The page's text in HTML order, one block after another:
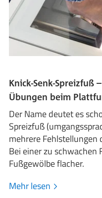
Knick-Senk-Spreizfuß
Übungen beim
Der Name deutet es
Spreizfuß
mehrere Fehlstellungen
Bei einer zu
Fußgewölbe flacher.
Mehr lesen